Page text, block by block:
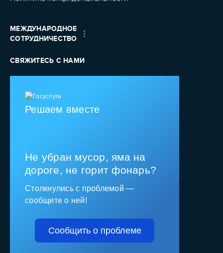
МЕЖДУНАРОДНОЕ
СОТРУДНИЧЕСТВО
СВЯЖИТЕСЬ С НАМИ
Решаем вместе
Не убран мусор, яма на
дороге, не горит фонарь?
Столкнулись с проблемой —
сообщите о ней!
Сообщить о проблеме